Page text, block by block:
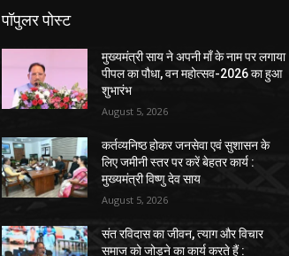
पॉपुलर पोस्ट
मुख्यमंत्री साय ने अपनी माँ के नाम पर लगाया
पीपल का पौधा, वन महोत्सव-2026 का हुआ
शुभारंभ
August 5, 2026
कर्तव्यनिष्ठ होकर जनसेवा एवं सुशासन के
लिए जमीनी स्तर पर करें बेहतर कार्य :
मुख्यमंत्री विष्णु देव साय
August 5, 2026
संत रविदास का जीवन, त्याग और विचार
समाज को जोड़ने का कार्य करते हैं :